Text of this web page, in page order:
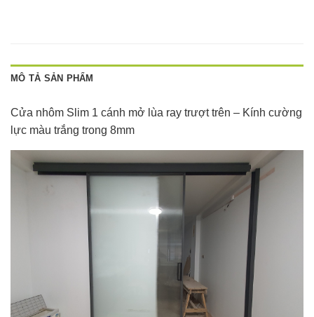
MÔ TẢ SẢN PHẨM
Cửa nhôm Slim 1 cánh mở lùa ray trượt trên – Kính cường
lực màu trắng trong 8mm